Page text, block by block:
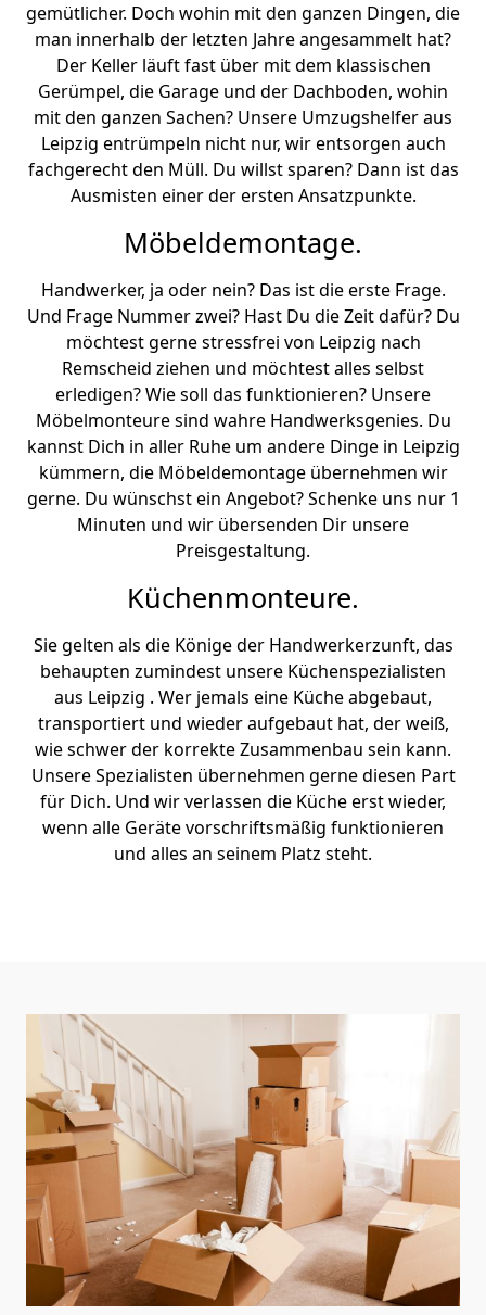
gemütlicher. Doch wohin mit den ganzen Dingen, die
man innerhalb der letzten Jahre angesammelt hat?
Der Keller läuft fast über mit dem klassischen
Gerümpel, die Garage und der Dachboden, wohin
mit den ganzen Sachen? Unsere Umzugshelfer aus
Leipzig entrümpeln nicht nur, wir entsorgen auch
fachgerecht den Müll. Du willst sparen? Dann ist das
Ausmisten einer der ersten Ansatzpunkte.
Möbeldemontage.
Handwerker, ja oder nein? Das ist die erste Frage.
Und Frage Nummer zwei? Hast Du die Zeit dafür? Du
möchtest gerne stressfrei von Leipzig nach
Remscheid ziehen und möchtest alles selbst
erledigen? Wie soll das funktionieren? Unsere
Möbelmonteure sind wahre Handwerksgenies. Du
kannst Dich in aller Ruhe um andere Dinge in Leipzig
kümmern, die Möbeldemontage übernehmen wir
gerne. Du wünschst ein Angebot? Schenke uns nur 1
Minuten und wir übersenden Dir unsere
Preisgestaltung.
Küchenmonteure.
Sie gelten als die Könige der Handwerkerzunft, das
behaupten zumindest unsere Küchenspezialisten
aus Leipzig . Wer jemals eine Küche abgebaut,
transportiert und wieder aufgebaut hat, der weiß,
wie schwer der korrekte Zusammenbau sein kann.
Unsere Spezialisten übernehmen gerne diesen Part
für Dich. Und wir verlassen die Küche erst wieder,
wenn alle Geräte vorschriftsmäßig funktionieren
und alles an seinem Platz steht.